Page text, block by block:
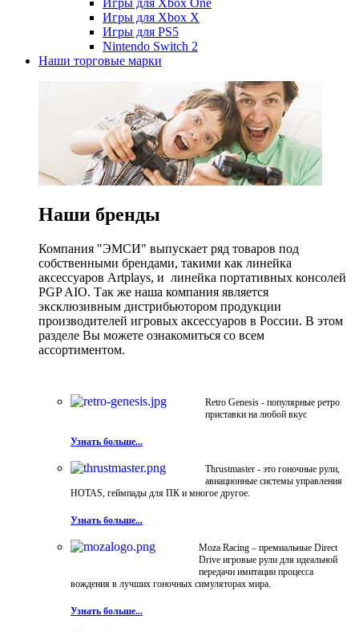
Игры для Xbox X
Игры для PS5
Nintendo Switch 2
Наши торговые марки
Наши бренды
Компания "ЭМСИ" выпускает ряд товаров под
собственными брендами, такими как линейка
аксессуаров Artplays, и линейка портативных консолей
PGP AIO. Так же наша компания является
эксклюзивным дистрибьютором продукции
производителей игровых аксессуаров в России. В этом
разделе Вы можете ознакомиться со всем
ассортиментом.
Retro Genesis - популярные ретро
приставки на любой вкус
Узнать больше...
Thrustmaster - это гоночные рули,
авиационные системы управления
HOTAS, геймпады для ПК и многое другое.
Узнать больше...
Moza Racing – премиальные Direct
Drive игровые рули для идеальной
передачи имитации процесса
вождения в лучших гоночных симуляторах мира.
Узнать больше...